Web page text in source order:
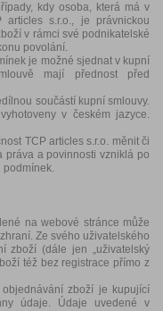
kdy osoba, která má v
s.r.o., je právnickou
v rámci své podnikatelské
povolání.
je možné sjednat v kupní
mají přednost před
součástí kupní smlouvy.
v českém jazyce.
TCP articles s.r.o. měnit či
práva a povinnosti vzniklá po
na webové stránce může
Ze svého uživatelského
zboží (dále jen „uživatelský
též bez registrace přímo z
zboží je kupující
údaje. Údaje uvedené v